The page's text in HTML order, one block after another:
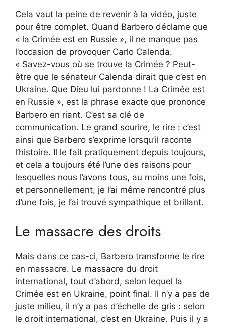
Cela vaut la peine de revenir à la vidéo, juste
pour être complet. Quand Barbero déclame que
« la Crimée est en Russie », il ne manque pas
l’occasion de provoquer Carlo Calenda.
« Savez-vous où se trouve la Crimée ? Peut-
être que le sénateur Calenda dirait que c’est en
Ukraine. Que Dieu lui pardonne ! La Crimée est
en Russie », est la phrase exacte que prononce
Barbero en riant. C’est sa clé de
communication. Le grand sourire, le rire : c’est
ainsi que Barbero s’exprime lorsqu’il raconte
l’histoire. Il le fait pratiquement depuis toujours,
et cela a toujours été l’une des raisons pour
lesquelles nous l’avons tous, au moins une fois,
et personnellement, je l’ai même rencontré plus
d’une fois, je l’ai trouvé sympathique et brillant.
Le massacre des droits
Mais dans ce cas-ci, Barbero transforme le rire
en massacre. Le massacre du droit
international, tout d’abord, selon lequel la
Crimée est en Ukraine, point final. Il n’y a pas de
juste milieu, il n’y a pas d’échelle de gris : selon
le droit international, c’est en Ukraine. Puis il y a